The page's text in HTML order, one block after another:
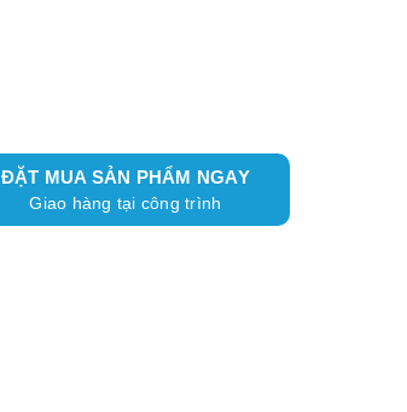
ĐẶT MUA SẢN PHẨM NGAY
Giao hàng tại công trình